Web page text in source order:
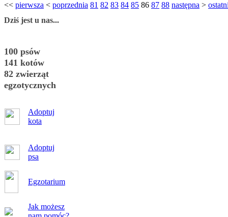
<< pierwsza < poprzednia 81 82 83 84 85 86 87 88 następna >
Dziś jest u nas...
100 psów
141 kotów
82 zwierząt
egzotycznych
Adoptuj
kota
Adoptuj
psa
Egzotarium
Jak możesz